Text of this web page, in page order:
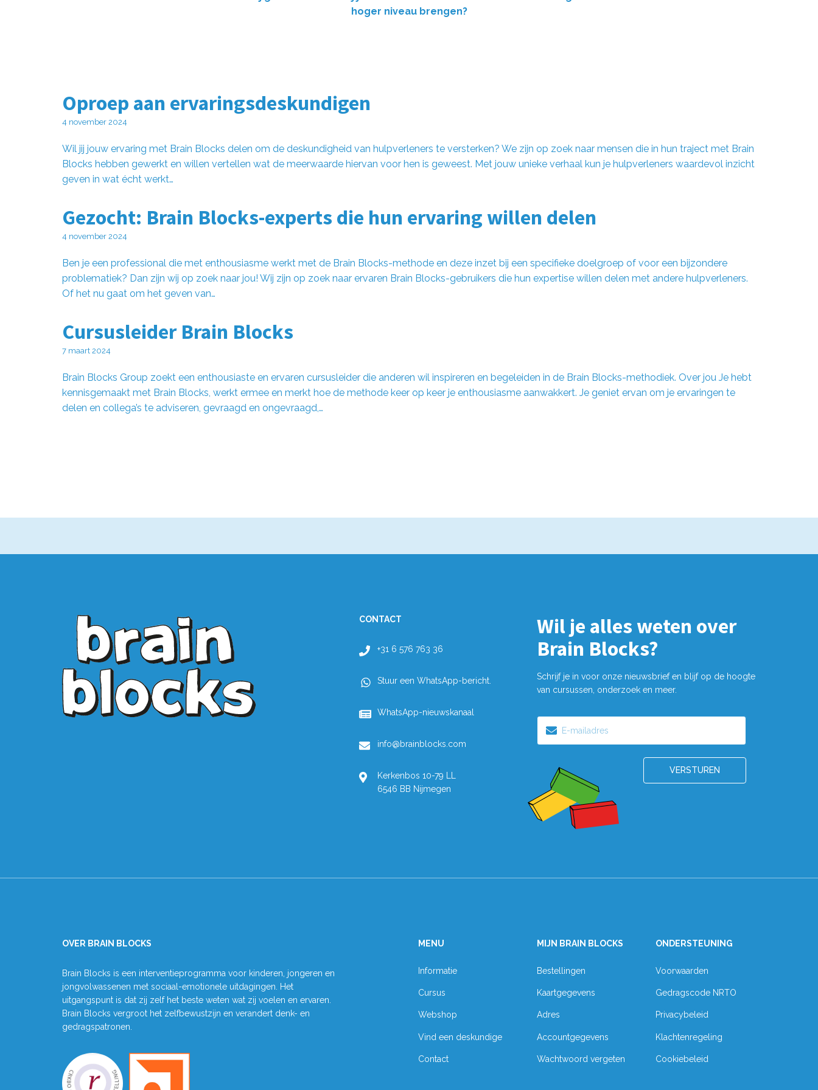
hoger niveau brengen?
Oproep aan ervaringsdeskundigen
4 november 2024
Wil jij jouw ervaring met Brain Blocks delen om de deskundigheid van hulpverleners te versterken? We zijn op zoek naar mensen die in hun traject met Brain
Blocks hebben gewerkt en willen vertellen wat de meerwaarde hiervan voor hen is geweest. Met jouw unieke verhaal kun je hulpverleners waardevol inzicht
geven in wat écht werkt…
Gezocht: Brain Blocks-experts die hun ervaring willen delen
4 november 2024
Ben je een professional die met enthousiasme werkt met de Brain Blocks-methode en deze inzet bij een specifieke doelgroep of voor een bijzondere
problematiek? Dan zijn wij op zoek naar jou! Wij zijn op zoek naar ervaren Brain Blocks-gebruikers die hun expertise willen delen met andere hulpverleners.
Of het nu gaat om het geven van…
Cursusleider Brain Blocks
7 maart 2024
Brain Blocks Group zoekt een enthousiaste en ervaren cursusleider die anderen wil inspireren en begeleiden in de Brain Blocks-methodiek. Over jou Je hebt
kennisgemaakt met Brain Blocks, werkt ermee en merkt hoe de methode keer op keer je enthousiasme aanwakkert. Je geniet ervan om je ervaringen te
delen en collega’s te adviseren, gevraagd en ongevraagd,…
CONTACT
+31 6 576 763 36
Stuur een WhatsApp-bericht.
WhatsApp-nieuwskanaal
info@brainblocks.com
Kerkenbos 10-79 LL
6546 BB Nijmegen
Wil je alles weten over
Brain Blocks?
Schrijf je in voor onze nieuwsbrief en blijf op de hoogte
van cursussen, onderzoek en meer.
E-
mailadres
OVER BRAIN BLOCKS
Brain Blocks is een interventieprogramma voor kinderen, jongeren en
jongvolwassenen met sociaal-emotionele uitdagingen. Het
uitgangspunt is dat zij zelf het beste weten wat zij voelen en ervaren.
Brain Blocks vergroot het zelfbewustzijn en verandert denk- en
gedragspatronen.
MENU
Informatie
Cursus
Webshop
Vind een deskundige
Contact
MIJN BRAIN BLOCKS
Bestellingen
Kaartgegevens
Adres
Accountgegevens
Wachtwoord vergeten
ONDERSTEUNING
Voorwaarden
Gedragscode NRTO
Privacybeleid
Klachtenregeling
Cookiebeleid